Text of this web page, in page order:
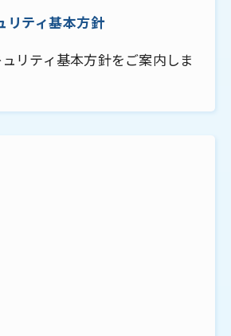
リティ基本方針
リティ基本方針をご案内しま